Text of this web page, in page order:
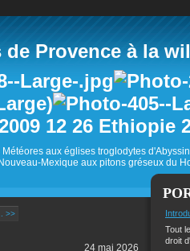
Provence à la
aux églises troglodytes
Mexique aux pitons gréseux du
>>
24 mai 2026
Tout
droit